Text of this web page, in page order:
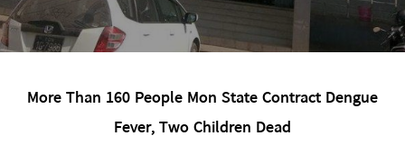
More Than 160 People Mon State Contract Dengue
Fever, Two Children Dead